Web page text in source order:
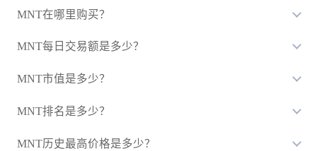
MNT在哪里购买？
MNT每日交易额是多少？
MNT市值是多少？
MNT排名是多少？
MNT历史最高价格是多少？